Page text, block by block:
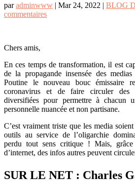
paradminwww | Mar 24, 2022 | BLOG
commentaires
Chers amis,
En ces temps de transformation, il est
de la propagande insensée des
Poutine le nouveau bouc émissaire
coronavirus et de faire circuler des
diversifiées pour permettre à chacun
personnelle nuancée et non partisane.
C’est vraiment triste que les media
outils au service de l’oligarchie
perdu tout sens critique ! Mais,
d’internet, des infos autres peuvent
SUR LE NET : Charles